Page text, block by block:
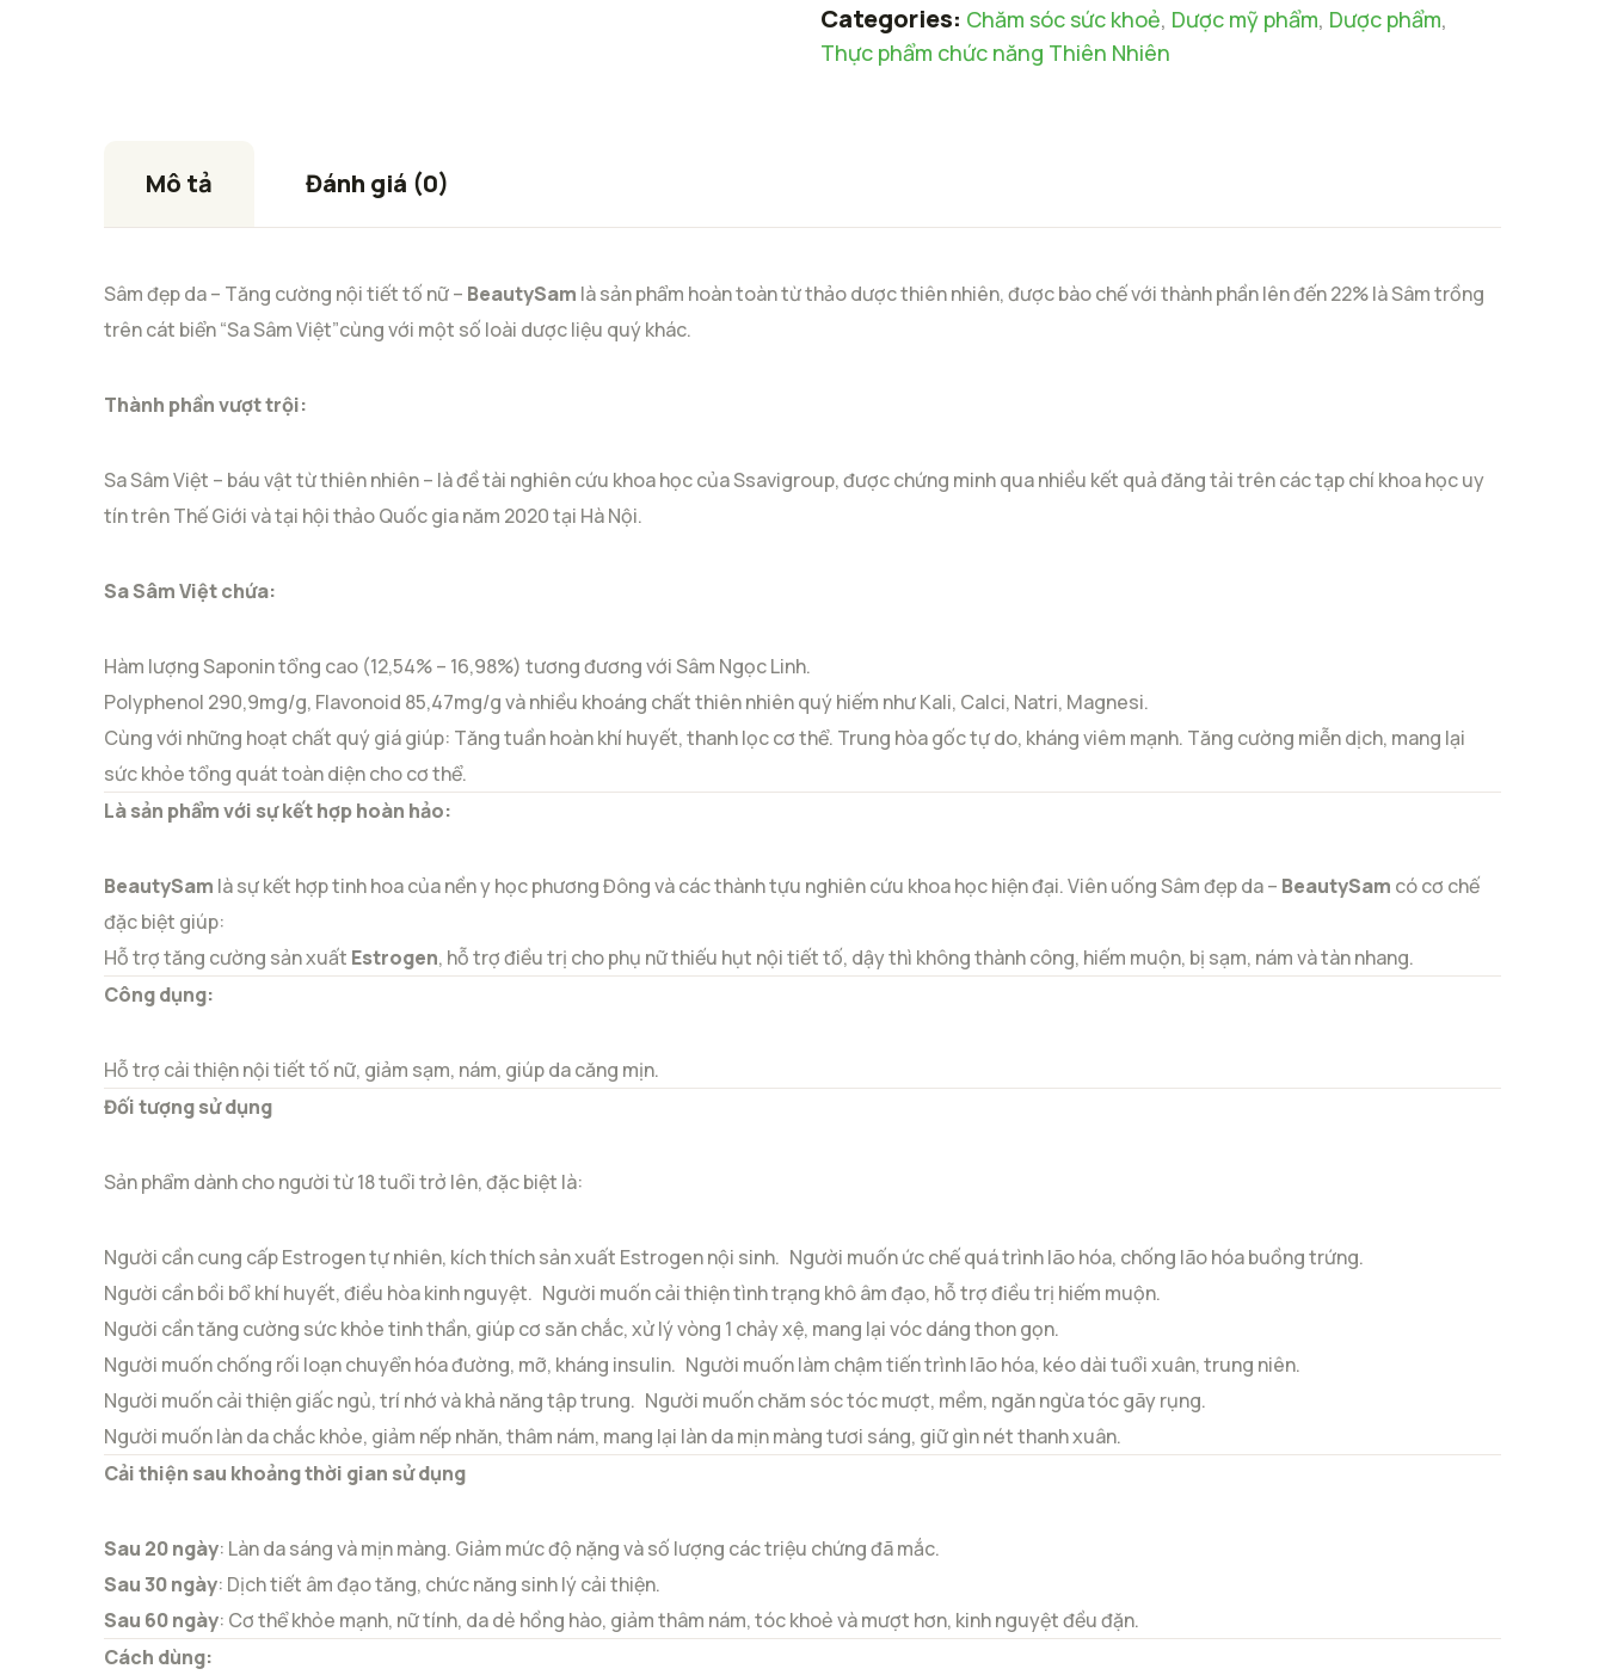
Categories: Chăm sóc sức khoẻ, Dược mỹ phẩm, Dược phẩm,
Thực phẩm chức năng Thiên Nhiên
Mô tả Đánh giá (0)
Sâm đẹp da – Tăng cường nội tiết tố nữ – BeautySam là sản phẩm hoàn toàn từ thảo dược thiên nhiên, được bào chế với thành phần lên đến 22% là Sâm trồng
trên cát biển “Sa Sâm Việt”cùng với một số loài dược liệu quý khác.
Thành phần vượt trội:
Sa Sâm Việt – báu vật từ thiên nhiên – là đề tài nghiên cứu khoa học của Ssavigroup, được chứng minh qua nhiều kết quả đăng tải trên các tạp chí khoa học uy
tín trên Thế Giới và tại hội thảo Quốc gia năm 2020 tại Hà Nội.
Sa Sâm Việt chứa:
Hàm lượng Saponin tổng cao (12,54% – 16,98%) tương đương với Sâm Ngọc Linh.
Polyphenol 290,9mg/g, Flavonoid 85,47mg/g và nhiều khoáng chất thiên nhiên quý hiếm như Kali, Calci, Natri, Magnesi.
Cùng với những hoạt chất quý giá giúp: Tăng tuần hoàn khí huyết, thanh lọc cơ thể. Trung hòa gốc tự do, kháng viêm mạnh. Tăng cường miễn dịch, mang lại
sức khỏe tổng quát toàn diện cho cơ thể.
Là sản phẩm với sự kết hợp hoàn hảo:
BeautySam là sự kết hợp tinh hoa của nền y học phương Đông và các thành tựu nghiên cứu khoa học hiện đại. Viên uống Sâm đẹp da – BeautySam có cơ chế
đặc biệt giúp:
Hỗ trợ tăng cường sản xuất Estrogen, hỗ trợ điều trị cho phụ nữ thiếu hụt nội tiết tố, dậy thì không thành công, hiếm muộn, bị sạm, nám và tàn nhang.
Công dụng:
Hỗ trợ cải thiện nội tiết tố nữ, giảm sạm, nám, giúp da căng mịn.
Đối tượng sử dụng
Sản phẩm dành cho người từ 18 tuổi trở lên, đặc biệt là:
Người cần cung cấp Estrogen tự nhiên, kích thích sản xuất Estrogen nội sinh. Người muốn ức chế quá trình lão hóa, chống lão hóa buồng trứng.
Người cần bồi bổ khí huyết, điều hòa kinh nguyệt. Người muốn cải thiện tình trạng khô âm đạo, hỗ trợ điều trị hiếm muộn.
Người cần tăng cường sức khỏe tinh thần, giúp cơ săn chắc, xử lý vòng 1 chảy xệ, mang lại vóc dáng thon gọn.
Người muốn chống rối loạn chuyển hóa đường, mỡ, kháng insulin. Người muốn làm chậm tiến trình lão hóa, kéo dài tuổi xuân, trung niên.
Người muốn cải thiện giấc ngủ, trí nhớ và khả năng tập trung. Người muốn chăm sóc tóc mượt, mềm, ngăn ngừa tóc gãy rụng.
Người muốn làn da chắc khỏe, giảm nếp nhăn, thâm nám, mang lại làn da mịn màng tươi sáng, giữ gìn nét thanh xuân.
Cải thiện sau khoảng thời gian sử dụng
Sau 20 ngày: Làn da sáng và mịn màng. Giảm mức độ nặng và số lượng các triệu chứng đã mắc.
Sau 30 ngày: Dịch tiết âm đạo tăng, chức năng sinh lý cải thiện.
Sau 60 ngày: Cơ thể khỏe mạnh, nữ tính, da dẻ hồng hào, giảm thâm nám, tóc khoẻ và mượt hơn, kinh nguyệt đều đặn.
Cách dùng: